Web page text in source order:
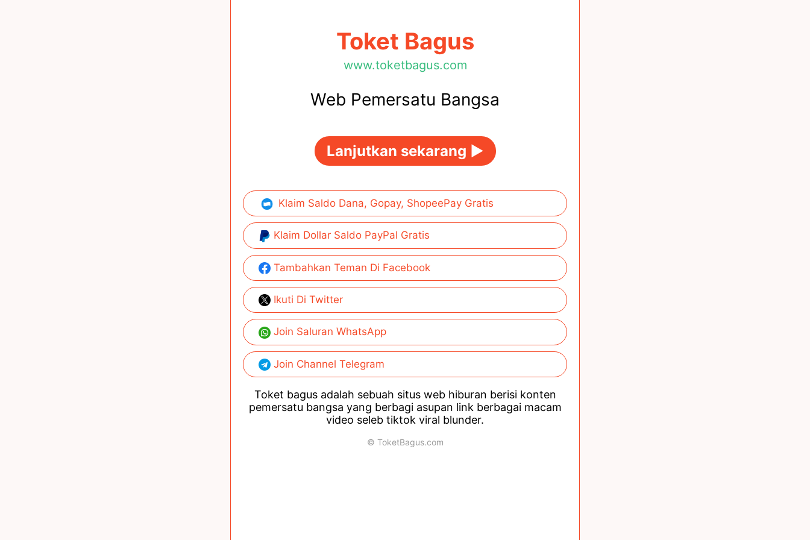
Toket Bagus
www.toketbagus.com
Web Pemersatu Bangsa
Lanjutkan sekarang ►
Klaim Saldo Dana, Gopay, ShopeePay Gratis
Klaim Dollar Saldo PayPal Gratis
Tambahkan Teman Di Facebook
Ikuti Di Twitter
Join Saluran WhatsApp
Join Channel Telegram
Toket bagus adalah sebuah situs web hiburan berisi konten
pemersatu bangsa yang berbagi asupan link berbagai macam
video seleb tiktok viral blunder.
© ToketBagus.com